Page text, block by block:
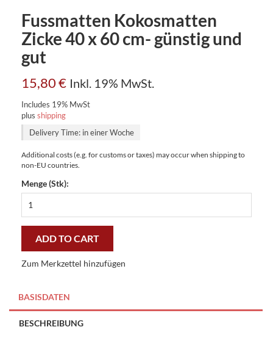
Fussmatten Kokosmatten
Zicke 40 x 60 cm- günstig und
gut
15,80€ Inkl. 19% MwSt.
Includes 19% MwSt
plus shipping
Delivery Time: in einer Woche
Additional costs (e.g. for customs or taxes) may occur when shipping to
non-EU countries.
Menge (Stk):
Kokosmatten
60
und
gut
quantity
ADD TO CART
Zum Merkzettel hinzufügen
BASISDATEN
BESCHREIBUNG